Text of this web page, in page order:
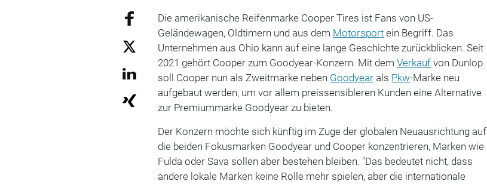
Die amerikanische Reifenmarke Cooper Tires ist Fans von US-
Geländewagen, Oldtimern und aus dem Motorsport ein Begriff. Das
Unternehmen aus Ohio kann auf eine lange Geschichte zurückblicken. Seit
2021 gehört Cooper zum Good­year-Konzern. Mit demVerkauf von Dunlop
soll Cooper nun als Zweitmarke neben Goodyear als Pkw-Marke neu
aufgebaut werden, um vor allem preissensibleren Kunden eine Alternative
zur Premiummarke Goodyear zu bieten.
Der Konzern möchte sich künftig im Zuge der globalen Neuausrichtung auf
die beiden Fokusmarken Goodyear und Cooper konzentrieren, Marken wie
Fulda oder Sava sollen aber bestehen bleiben. "Das bedeutet nicht, dass
andere lokale Marken keine Rolle mehr spielen, aber die internationale